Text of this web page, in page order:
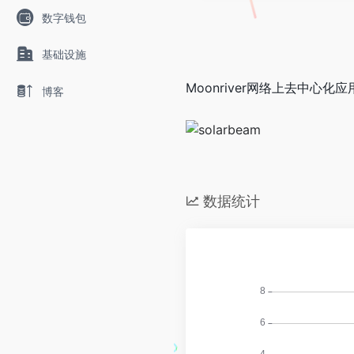
数字钱包
基础设施
博客 Moonriver网络上去中心化应
数据统计